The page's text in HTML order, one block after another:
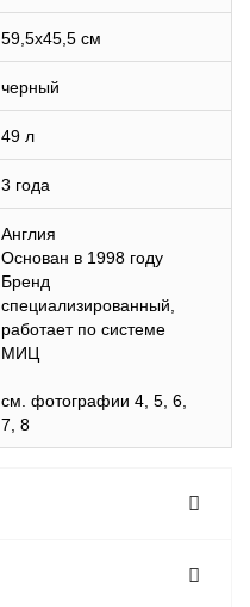
59,5х45,5 см
черный
49 л
3 года
Англия
Основан в 1998 году
Бренд
специализированный,
работает по системе
МИЦ
см. фотографии 4, 5, 6,
7, 8